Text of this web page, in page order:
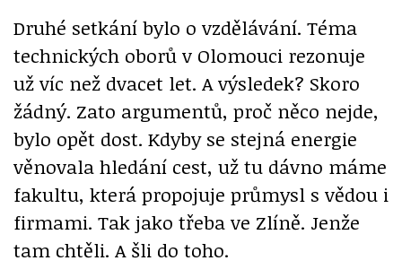
Druhé setkání bylo o vzdělávání. Téma
technických oborů v Olomouci rezonuje
už víc než dvacet let. A výsledek? Skoro
žádný. Zato argumentů, proč něco nejde,
bylo opět dost. Kdyby se stejná energie
věnovala hledání cest, už tu dávno máme
fakultu, která propojuje průmysl s vědou i
firmami. Tak jako třeba ve Zlíně. Jenže
tam chtěli. A šli do toho.